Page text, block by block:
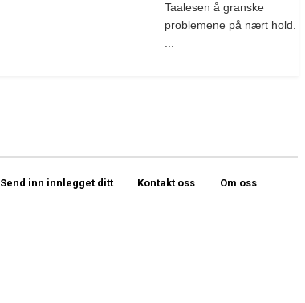
Taalesen å granske
problemene på nært hold.
Send inn innlegget ditt Kontakt oss Om oss